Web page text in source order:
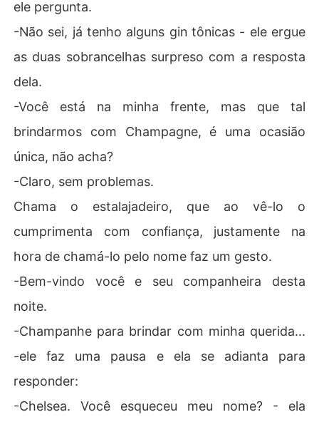
ele pergunta.
-Não sei, já tenho alguns gin tônicas - ele ergue
as duas sobrancelhas surpreso com a resposta
dela.
-Você está na minha frente, mas que tal
brindarmos com Champagne, é uma ocasião
única, não acha?
-Claro, sem problemas.
Chama o estalajadeiro, que ao vê-lo o
cumprimenta com confiança, justamente na
hora de chamá-lo pelo nome faz um gesto.
-Bem-vindo você e seu companheira desta
noite.
-Champanhe para brindar com minha querida...
-ele faz uma pausa e ela se adianta para
responder:
-Chelsea. Você esqueceu meu nome? - ela